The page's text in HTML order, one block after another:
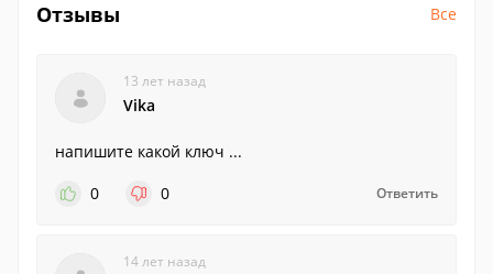
Отзывы Все
13 лет назад
Vika
напишите какой ключ ...
0
0 Ответить
14 лет назад